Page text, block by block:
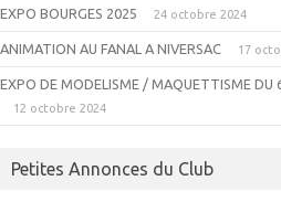
EXPO BOURGES 2025 24 octobre 2024
ANIMATION AU FANAL A NIVERSAC 17
EXPO DE MODELISME / MAQUETTISME DU
12 octobre 2024
Petites Annonces du Club